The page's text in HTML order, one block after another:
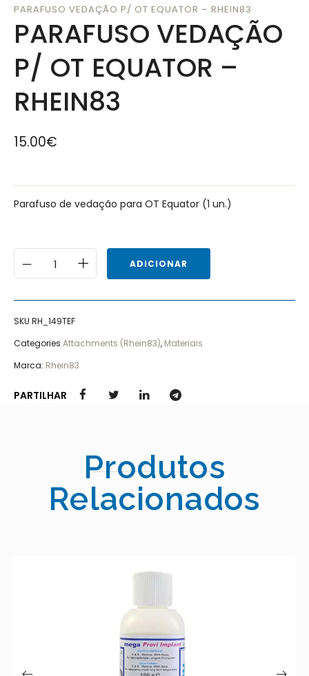
PARAFUSO VEDAÇÃO P/ OT EQUATOR – RHEIN83
PARAFUSO VEDAÇÃO
P/ OT EQUATOR –
RHEIN83
15.00€
Parafuso de vedação para OT Equator (1 un.)
ADICIONAR
SKU RH_149TEF
Categories Attachments (Rhein83), Materiais
Marca: Rhein83
PARTILHAR
Produtos
Relacionados